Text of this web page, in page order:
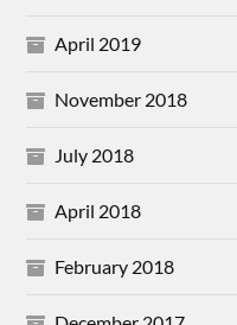
April 2019
November 2018
July 2018
April 2018
February 2018